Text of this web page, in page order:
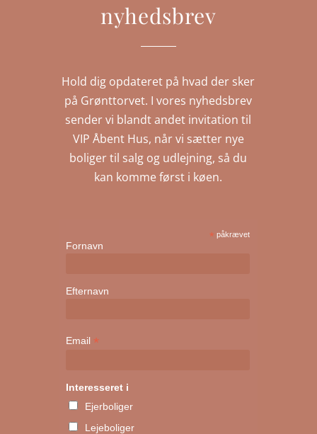
nyhedsbrev
Hold dig opdateret på hvad der sker
på Grønttorvet. I vores nyhedsbrev
sender vi blandt andet invitation til
VIP Åbent Hus, når vi sætter nye
boliger til salg og udlejning, så du
kan komme først i køen.
* påkrævet
Fornavn
Efternavn
Email *
Interesseret i
Ejerboliger
Lejeboliger